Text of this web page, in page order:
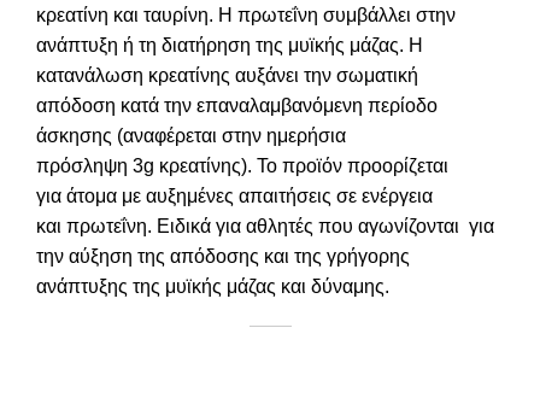
κρεατίνη και ταυρίνη. Η πρωτεΐνη συμβάλλει στην
ανάπτυξη ή τη διατήρηση της μυϊκής μάζας. Η
κατανάλωση κρεατίνης αυξάνει την σωματική
απόδοση κατά την επαναλαμβανόμενη περίοδο
άσκησης (αναφέρεται στην ημερήσια
πρόσληψη 3g κρεατίνης). Το προϊόν προορίζεται
για άτομα με αυξημένες απαιτήσεις σε ενέργεια
και πρωτεΐνη. Ειδικά για αθλητές που αγωνίζονται για
την αύξηση της απόδοσης και της γρήγορης
ανάπτυξης της μυϊκής μάζας και δύναμης.